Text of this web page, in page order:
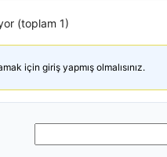
(toplam 1)
için giriş yapmış olmalısınız.